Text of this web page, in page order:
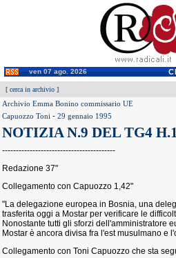
ven 07 ago. 2026
[ cerca in archivio ]
Archivio Emma Bonino commissario UE
Capuozzo Toni - 29 gennaio 1995
NOTIZIA N.9 DEL TG4
-----------------------------------------
Redazione 37"
Collegamento con Capuozzo 1,42"
"La delegazione europea in Bosnia, una
trasferita oggi a Mostar per verificare le
Nonostante tutti gli sforzi dell'amministratore
Mostar è ancora divisa fra l'est musulmano e
Collegamento con Toni Capuozzo che sta